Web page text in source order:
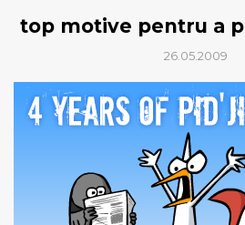
top motive pentru a
26.05.2009